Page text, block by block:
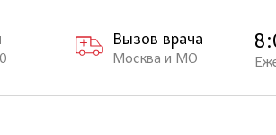
Вызов врача
Москва и МО